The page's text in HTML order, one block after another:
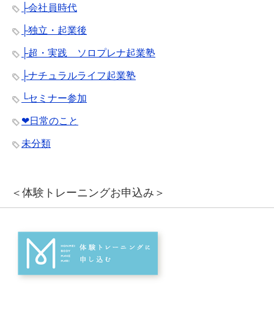
├会社員時代
├独立・起業後
├超・実践 ソロプレナ起業塾
├ナチュラルライフ起業塾
└セミナー参加
❤︎日常のこと
未分類
＜体験トレーニングお申込み＞